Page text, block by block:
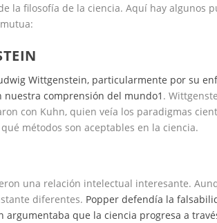
la filosofía de la ciencia. Aquí hay algunos
Wittgenstein, particularmente por su
nuestra comprensión del mundo1 .
con Kuhn, quien veía los paradigmas
métodos son aceptables en la ciencia.
una relación intelectual interesante.
diferentes. Popper defendía la
argumentaba que la ciencia progresa a